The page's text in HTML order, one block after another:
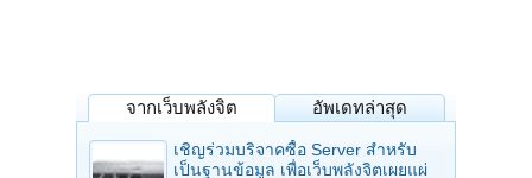
จากเว็บพลังจิต อัพเดทล่าสุด
เชิญร่วมบริจาคซื้อ Server สำหรับ
เป็นฐานข้อมูล เพื่อเว็บพลังจิตเผยแผ่